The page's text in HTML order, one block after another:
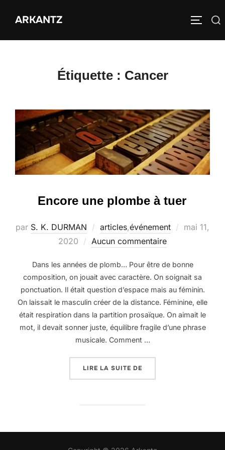
ARKANTZ Rechercher :
Étiquette : Cancer
Encore une plombe à tuer
par S. K. DURMAN articles,événement
Publié
mai 11,
2020
Aucun commentaire
Dans les années de plomb… Pour être de bonne
composition, on jouait avec caractère. On soignait sa
ponctuation. Il était question d’espace mais au féminin.
On laissait le masculin créer de la distance. Féminine, elle
était respiration dans la partition prosaïque. On aimait le
mot, il devait sonner juste, équilibre fragile d’une phrase
musicale. Comment …
LIRE LA SUITE DE